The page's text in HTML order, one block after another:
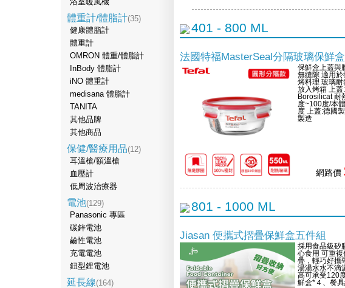
浴室暖風機
體重計/體脂計(35)
健康體脂計
體重計
OMRON 體重/體脂計
InBody 體脂計
iNO 體重計
medisana 體脂計
TANITA
其他品牌
其他商品
保健/醫療用品(12)
耳溫槍/額溫槍
血壓計
低周波治療器
電池(129)
Panasonic 專區
碳鋅電池
鹼性電池
充電電池
鈕型鋰電池
延長線(164)
401 - 800 ML
法國特福MasterSeal分隔玻璃保鮮
保鮮盒上蓋與
無縫隙 適用
烤料理 玻璃
放入烤箱 上蓋
Borosilicat 耐
度~100度/本
度 上蓋:德國
製造
網路價
801 - 1000 ML
Jiasan 便攜式摺疊保鮮盒五件組
採用食品級矽
心食用 可重
疊，輕巧好攜
湯湯水水不滴
高可承受120
鮮盒*４、餐